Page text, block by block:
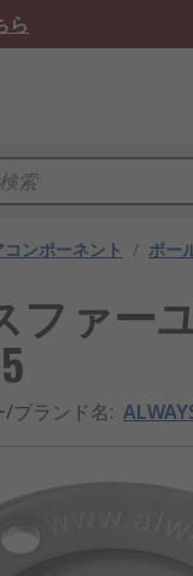
ら
コンポーネント / ボー
ファー
/ブランド名: